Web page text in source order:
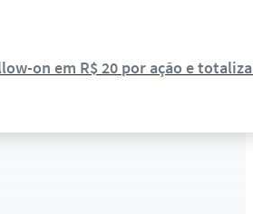
on em R$ 20 por ação e